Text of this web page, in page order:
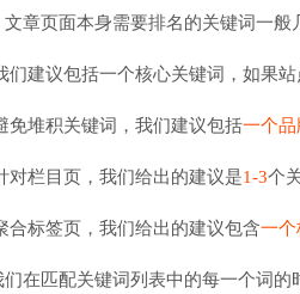
章页面本身需要排名的关键词一般
们建议包括一个核心关键词，如果
免堆积关键词，我们建议包括一个品
对栏目页，我们给出的建议是1-3个
合标签页，我们给出的建议包含一个
们在匹配关键词列表中的每一个词